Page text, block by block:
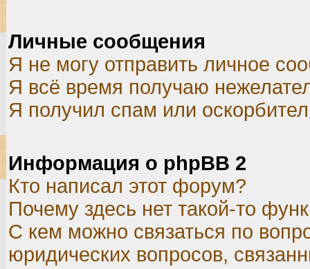
Личные сообщения
Я не могу отправить личное
Я всё время получаю
Я получил спам или
Информация о phpBB 2
Кто написал этот форум?
Почему здесь нет такой-то
С кем можно связаться по
юридических вопросов,